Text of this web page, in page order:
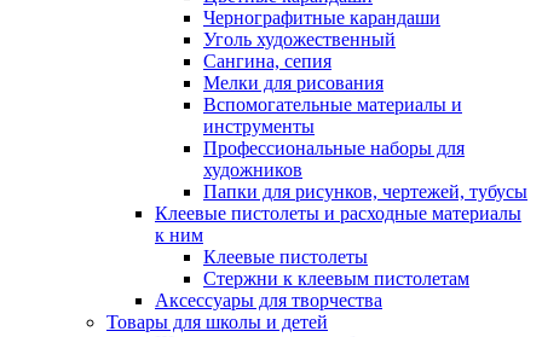
Чернографитные карандаши
Уголь художественный
Сангина, сепия
Мелки для рисования
Вспомогательные материалы и
инструменты
Профессиональные наборы для
художников
Папки для рисунков, чертежей, тубусы
Клеевые пистолеты и расходные материалы
к ним
Клеевые пистолеты
Стержни к клеевым пистолетам
Аксессуары для творчества
Товары для школы и детей